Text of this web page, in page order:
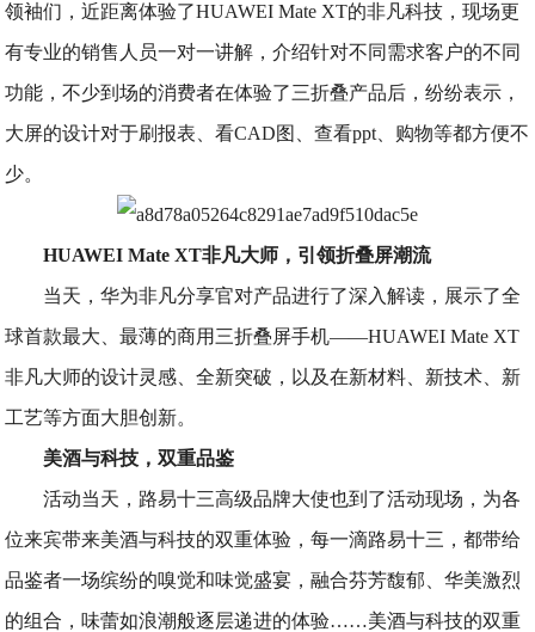
领袖们，近距离体验了HUAWEI Mate XT的非凡科技，现场更
有专业的销售人员一对一讲解，介绍针对不同需求客户的不同
功能，不少到场的消费者在体验了三折叠产品后，纷纷表示，
大屏的设计对于刷报表、看CAD图、查看ppt、购物等都方便不
少。
HUAWEI Mate XT非凡大师，引领折叠屏潮流
当天，华为非凡分享官对产品进行了深入解读，展示了全
球首款最大、最薄的商用三折叠屏手机——HUAWEI Mate XT
非凡大师的设计灵感、全新突破，以及在新材料、新技术、新
工艺等方面大胆创新。
美酒与科技，双重品鉴
活动当天，路易十三高级品牌大使也到了活动现场，为各
位来宾带来美酒与科技的双重体验，每一滴路易十三，都带给
品鉴者一场缤纷的嗅觉和味觉盛宴，融合芬芳馥郁、华美激烈
的组合，味蕾如浪潮般逐层递进的体验……美酒与科技的双重